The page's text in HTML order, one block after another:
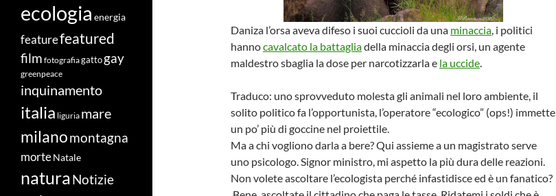
Daniza l’orsa aveva difeso i suoi cuccioli da una minaccia , i politici
hannocavalcato la battagliadella minaccia degli orsi, un agente
maldestro sbaglia la dose per narcotizzarla e la uccide
Traduco: uno sprovveduto molesta gli animali nel loro ambiente, il
solito politico fa l’opportunista, l’operatore “ecologico” (ops!) immette
un po’ più di goccine nel proiettile.
Ma a chi vogliono darla a bere? Qui assieme a un magistrato serve
uno psicologo. Signor ministro, mi aspetto la più dura delle reazioni.
Non volete ascoltare l’ecologista perché infastidisce ed è un fanatico?
ecologia energia
featurefeatured
film fotografiagatto gay
greenpeace
inquinamento
italia liguria mare
milanomontagna
morteNatale
naturaNotizie